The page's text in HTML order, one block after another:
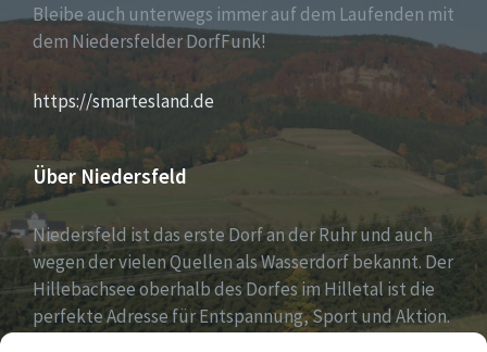
Bleibe auch unterwegs immer auf dem Laufenden mit
dem Niedersfelder DorfFunk!
https://smartesland.de
Über Niedersfeld
Niedersfeld ist das erste Dorf an der Ruhr und auch
wegen der vielen Quellen als Wasserdorf bekannt. Der
Hillebachsee oberhalb des Dorfes im Hilletal ist die
perfekte Adresse für Entspannung, Sport und Aktion.